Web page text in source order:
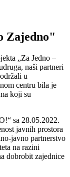
Zajedno"
„Za Jedno –
naši partneri
u
centru bila je
koji su
sa 28.05.2022.
javnih prostora
javno partnerstvo
na razini
dobrobit zajednice